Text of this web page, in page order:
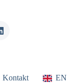
Kontakt EN